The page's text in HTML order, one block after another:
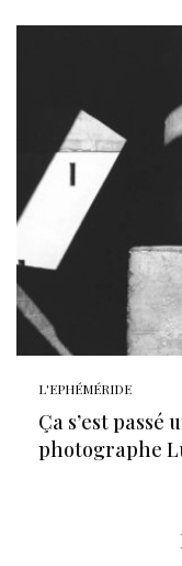
L'EPHÉMÉRIDE
Ça s’est passé
photographe